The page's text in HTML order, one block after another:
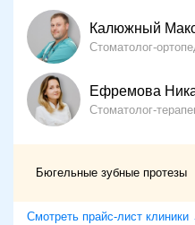
Калюжный
Ефремова
Стоматолог-
Бюгельные зубные протезы
Смотреть прайс-лист клиники